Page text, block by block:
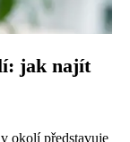
jak najít
okolí představuje